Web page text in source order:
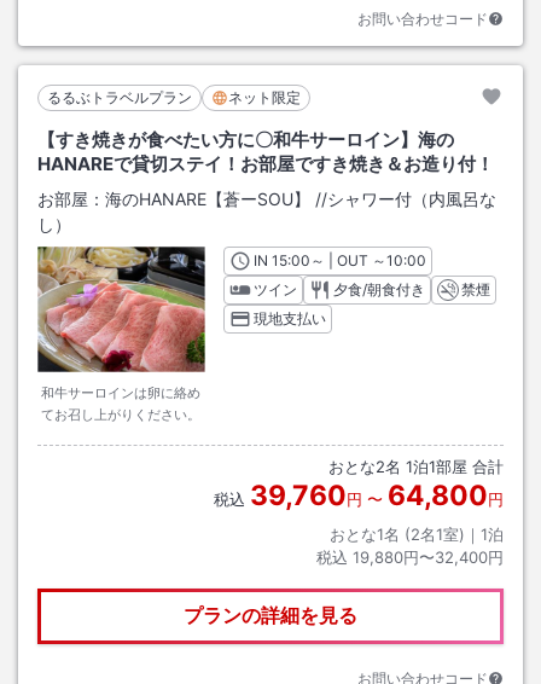
お問い合わせコード
るるぶトラベルプラン ネット限定
【すき焼きが食べたい方に〇和牛サーロイン】海の
HANAREで貸切ステイ！お部屋ですき焼き＆お造り付！
お部屋： 海のHANARE【蒼ーSOU】 //シャワー付（内風呂な
し）
和牛サーロインは卵に絡め
てお召し上がりください。
INチェックイン
15:00 ～ | OUT チェックアウト
～10:00
ツイン
夕食/朝食付き
禁煙
現地支払い
おとな2名 1泊1部屋 合計
税込 39,760円 〜 64,800円
おとな1名 (2名1室)｜ 1泊
税込 19,880円〜32,400円
プランの詳細を見る
お問い合わせコード